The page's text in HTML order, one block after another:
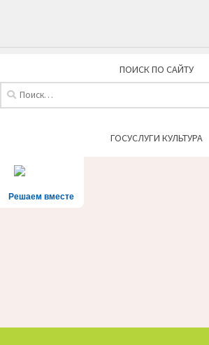
ПОИСК ПО САЙТУ
ГОСУСЛУГИ КУЛЬТУРА
Решаем вместе